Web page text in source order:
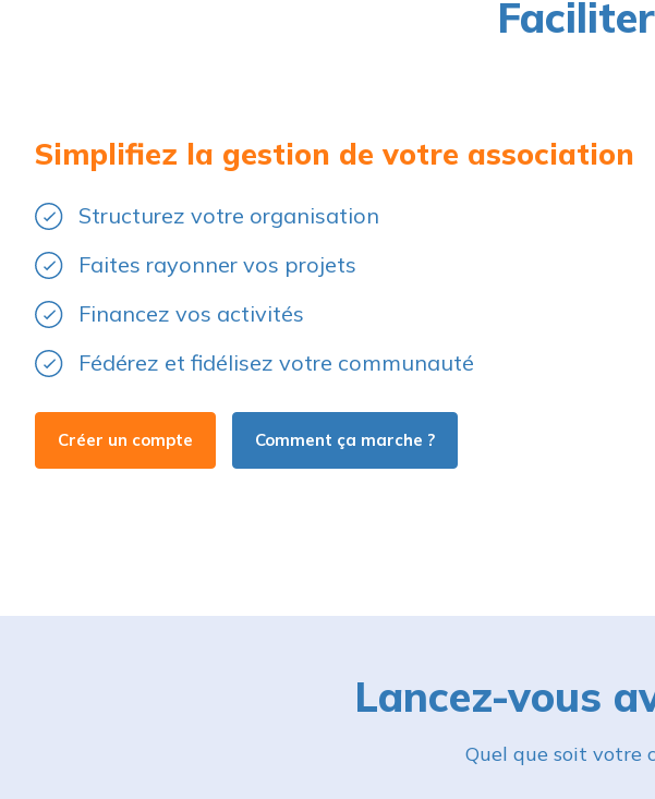
Simplifiez la gestion de votre association
Structurez votre organisation
Faites rayonner vos projets
Financez vos activités
Fédérez et fidélisez votre communauté
Créer un compte Comment ça marche ?
Lancez-vous
Quel que soit votre